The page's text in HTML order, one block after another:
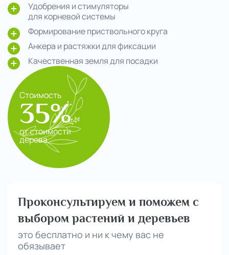
Удобрения и стимуляторы
для корневой системы
Формирование приствольного круга
Анкера и растяжки для фиксации
Качественная земля для посадки
Стоимость
35%
от стоимости
дерева
Проконсультируем и поможем с
выбором растений и деревьев
это бесплатно и ни к чему вас не
обязывает